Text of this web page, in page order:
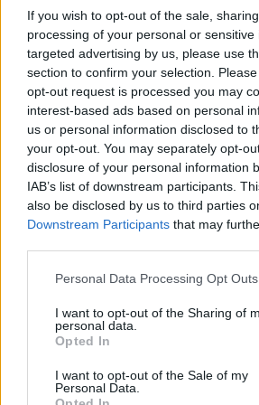
If you wish to opt-out of the sale,
processing of your personal or
targeted advertising by us, please use
section to confirm your selection.
opt-out request is processed you may
interest-based ads based on personal
us or personal information disclosed to
your opt-out. You may separately opt-
disclosure of your personal information
IAB’s list of downstream participants.
also be disclosed by us to third parties
Downstream Participants that may
Personal Data Processing Opt Outs
I want to opt-out of the Sharing of
personal data.
Opted In
I want to opt-out of the Sale of my
Personal Data.
Albans el 29 de octubre de
universitariocon el equipo de
San Diegoymantiene su
las reglas de la NCAA.
Esta condición amateur tiene
económicas significativas:de
de premioque corresponden por
ronda,Tarvet solo puede
dólares, lo necesario para cubrir
regulaciones universitarias
había disputado un torneo del
Challengerni del ATP Tour
El próximo rival de Alcaraz en